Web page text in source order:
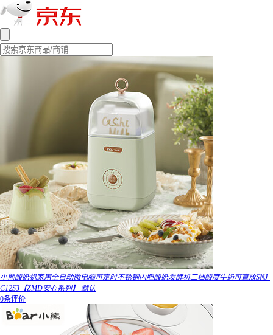
小熊酸奶机家用全自动微电脑可定时不锈钢内胆酸奶发酵机三档酸度牛奶可直放SNJ-
C12S3【ZMD安心系列】 默认
0条评价